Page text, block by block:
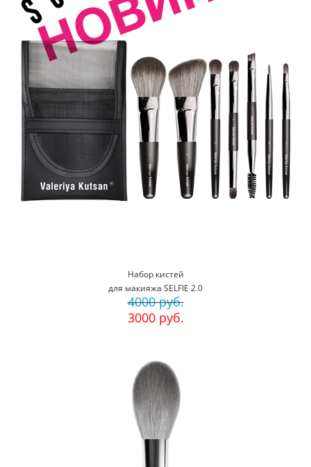
Набор кистей
для макияжа SELFIE 2.0
4000 руб.
3000 руб.